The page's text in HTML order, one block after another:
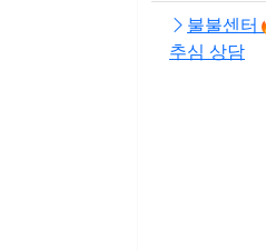
불불센터
추심 상담